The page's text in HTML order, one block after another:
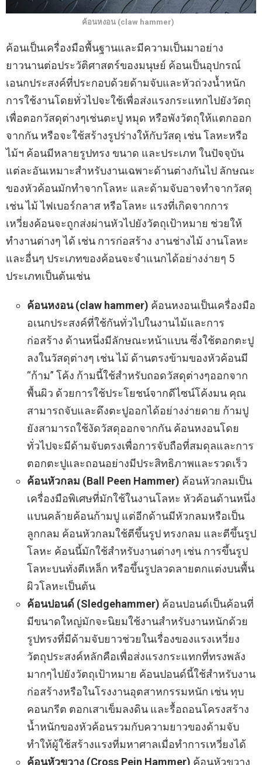
ค้อนหงอน (claw hammer)
ค้อนเป็นเครื่องมือพื้นฐานและมีความเป็นมาอย่าง
ยาวนานต่อประวัติศาสตร์ของมนุษย์ ค้อนเป็นอุปกรณ์
เอนกประสงค์ที่ประกอบด้วยด้ามจับและหัวถ่วงน้ำหนัก
การใช้งานโดยทั่วไปจะใช้เพื่อส่งแรงกระแทกไปยังวัตถุ
เพื่อตอกวัสดุต่างๆเช่นตะปู หมุด หรือพังวัตถุให้แตกออก
จากกัน หรือจะใช้สร้างรูปร่างให้กับวัสดุ เช่น โลหะหรือ
ไม้ฯ ค้อนมีหลายรูปทรง ขนาด และประเภท ในปัจจุบัน
แต่ละอันเหมาะสำหรับงานเฉพาะด้านต่างกันไป ลักษณะ
ของหัวค้อนมักทำจากโลหะ และด้ามจับอาจทำจากวัสดุ
เช่น ไม้ ไฟเบอร์กลาส หรือโลหะ แรงที่เกิดจากการ
เหวี่ยงค้อนจะถูกส่งผ่านหัวไปยังวัตถุเป้าหมาย ช่วยให้
ทำงานต่างๆ ได้ เช่น การก่อสร้าง งานช่างไม้ งานโลหะ
และอื่นๆ ประเภทของค้อนจะจำแนกได้อย่างง่ายๆ 5
ประเภทเป็นต้นเช่น
ค้อนหงอน (claw hammer) ค้อนหงอนเป็นเครื่องมือ
อเนกประสงค์ที่ใช้กันทั่วไปในงานไม้และการ
ก่อสร้าง ด้านหนึ่งมีลักษณะหน้าแบน ซึ่งใช้ตอกตะปู
ลงในวัสดุต่างๆ เช่น ไม้ ด้านตรงข้ามของหัวค้อนมี
“ก้าม” โค้ง ก้ามนี้ใช้สำหรับถอดวัสดุต่างๆออกจาก
พื้นผิว ด้วยการใช้ประโยชน์จากดีไซน์โค้งมน คุณ
สามารถจับและดึงตะปูออกได้อย่างง่ายดาย ก้ามปู
ยังสามารถใช้งัดวัสดุออกจากกัน ค้อนหงอนโดย
ทั่วไปจะมีด้ามจับตรงเพื่อการจับถือที่สมดุลและการ
ตอกตะปูและถอนอย่างมีประสิทธิภาพและรวดเร็ว
ค้อนหัวกลม (Ball Peen Hammer) ค้อนหัวกลมเป็น
เครื่องมือพิเศษที่มักใช้ในงานโลหะ หัวค้อนด้านหนึ่ง
แบนคล้ายค้อนก้ามปู แต่อีกด้านมีหัวกลมหรือเป็น
ลูกกลม ค้อนหัวกลมใช้ตีขึ้นรูป ทรงกลม และตีขึ้นรูป
โลหะ ค้อนนี้มักใช้สำหรับงานต่างๆ เช่น การขึ้นรูป
โลหะบนทั่งตีเหล็ก หรือขึ้นรูปลวดลายตกแต่งบนพื้น
ผิวโลหะเป็นต้น
ค้อนปอนด์ (Sledgehammer) ค้อนปอนด์เป็นค้อนที่
มีขนาดใหญ่มักจะนิยมใช้งานสำหรับงานหนักด้วย
รูปทรงที่มีด้ามจับยาวช่วยในเรื่องของแรงเหวี่ยง
วัตถุประสงค์หลักคือเพื่อส่งแรงกระแทกที่ทรงพลัง
มากๆไปยังวัตถุเป้าหมาย ค้อนปอนด์นี้ใช้สำหรับงาน
ก่อสร้างหรือในโรงงานอุตสาหกรรมหนัก เช่น ทุบ
คอนกรีต ตอกเสาเข็มลงดิน และรื้อถอนโครงสร้าง
น้ำหนักของหัวค้อนรวมกับความยาวของด้ามจับ
ทำให้ผู้ใช้สร้างแรงที่มหาศาลเมื่อทำการเหวี่ยงได้
ค้อนหัวขวาง (Cross Pein Hammer) ค้อนหัวขวาง